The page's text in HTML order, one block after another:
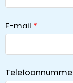
E-mail